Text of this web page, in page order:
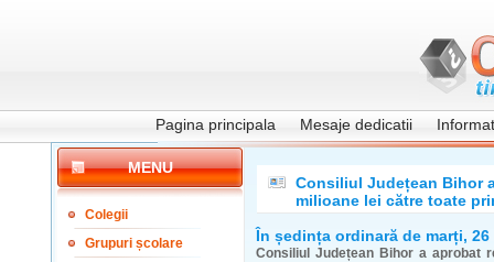
Pagina principala Mesaje dedicatii
MENU
Colegii
Grupuri școlare
Consiliul Județean Bihor
milioane lei către toate
În ședința ordinară de marți, 26
Consiliul Județean Bihor a aprobat